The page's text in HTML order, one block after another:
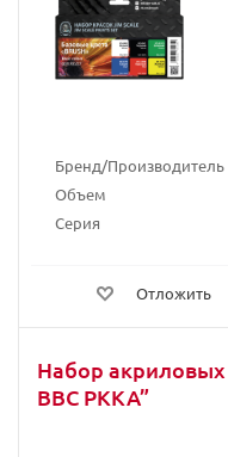
Бренд/Производитель
Объем
Серия
Отложить
Набор акриловых
ВВС РККА”